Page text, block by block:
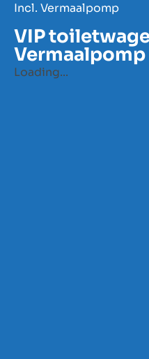
Incl. Vermaalpomp
VIP
Vermaalpomp
Loading...